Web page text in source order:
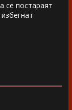
се постараят